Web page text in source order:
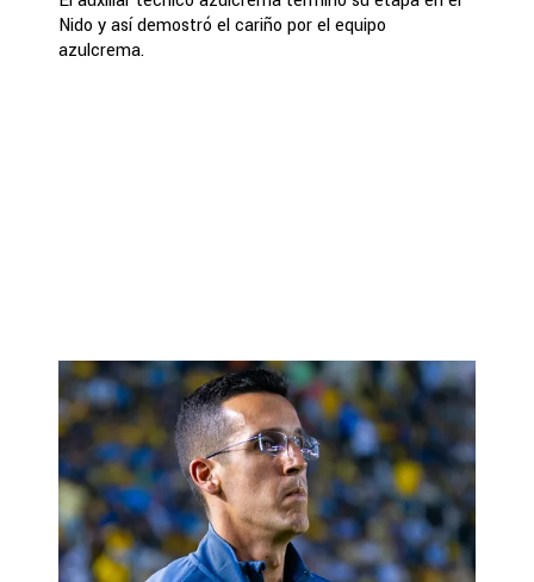
Nido y así demostró el cariño por el equipo
azulcrema.